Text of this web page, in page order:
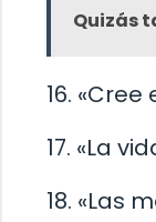
Quizás
16.
17. «La
18. «Las